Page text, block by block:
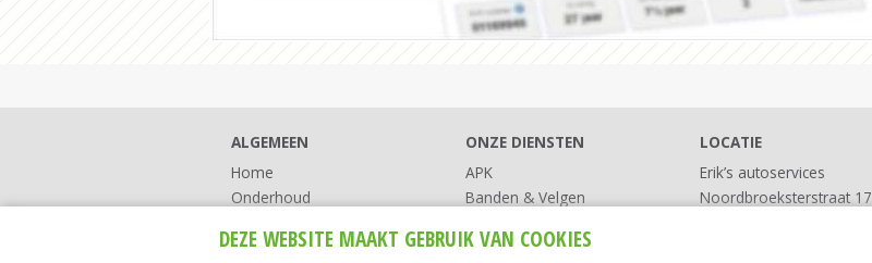
ALGEMEEN
Home
Onderhoud
APK
ONZE DIENSTEN
APK
Banden & Velgen
LOCATIE
Erik’s autoservices
Noordbroeksterstraat 17
DEZE WEBSITE MAAKT GEBRUIK VAN COOKIES